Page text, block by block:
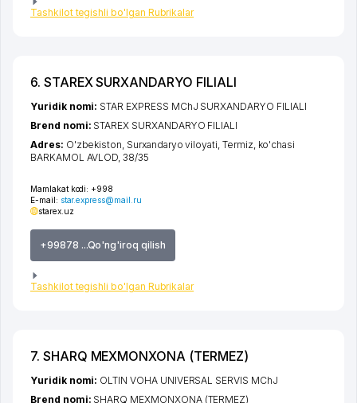
Tashkilot tegishli bo'lgan Rubrikalar
6. STAREX SURXANDARYO FILIALI
Mamlakat kodi: +998
E-mail: star.express@mail.ru
starex.uz
+99878 ...Qo'ng'iroq qilish
Tashkilot tegishli bo'lgan Rubrikalar
Yuridik nomi: STAR EXPRESS MChJ SURXANDARYO FILIALI
Brend nomi: STAREX SURXANDARYO FILIALI
Adres: O'zbekiston, Surxandaryo viloyati, Termiz, ko'chasi
BARKAMOL AVLOD, 38/35
7. SHARQ MEXMONXONA (TERMEZ)
Yuridik nomi: OLTIN VOHA UNIVERSAL SERVIS MChJ
Brend nomi: SHARQ MEXMONXONA (TERMEZ)